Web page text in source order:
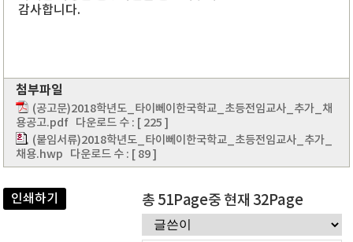
감사합니다.
첨부파일
(공고문)2018학년도_타이뻬이한국학교_초등전임교사_추가_채
용공고.pdf 다운로드 수 : [ 225 ]
(붙임서류)2018학년도_타이뻬이한국학교_초등전임교사_추가_
채용.hwp 다운로드 수 : [ 89 ]
인쇄하기 총 51Page중 현재 32Page